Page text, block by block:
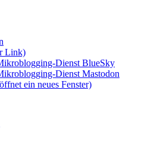
Link)
Dienst BlueSky
Dienst Mastodon
ein neues Fenster)